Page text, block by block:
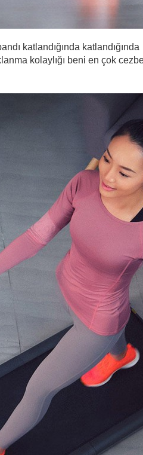
katlandığında
kolaylığı beni en çok